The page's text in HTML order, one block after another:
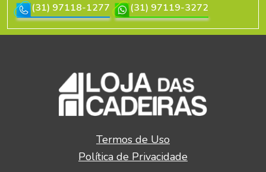
(31) 97118-1277
(31) 97119-3272
Termos de Uso
Política de Privacidade